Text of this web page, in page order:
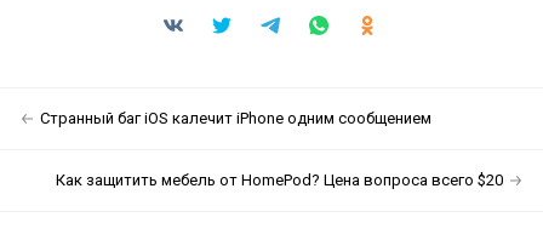
Странный баг iOS калечит iPhone одним сообщением
Как защитить мебель от HomePod? Цена вопроса всего $20